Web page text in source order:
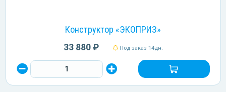
Конструктор «ЭКОПРИЗ»
33 880 ₽ Под заказ 14дн.